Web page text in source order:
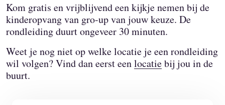
Kom gratis en vrijblijvend een kijkje nemen bij de
kinderopvang van gro-up van jouw keuze. De
rondleiding duurt ongeveer 30 minuten.
Weet je nog niet op welke locatie je een rondleiding
wil volgen? Vind dan eerst eenlocatiebij jou in de
buurt.